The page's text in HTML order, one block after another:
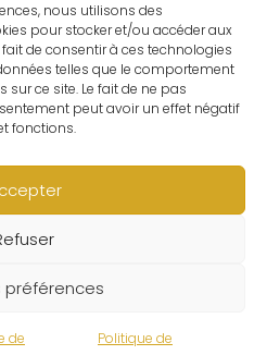
nous utilisons des
pour stocker et/ou accéder aux
de consentir à ces technologies
telles que le comportement
ce site. Le fait de ne pas
peut avoir un effet négatif
fonctions.
préférences
de Politique de
? Le Refuge du Sorcier™ est
24.
100% satisfait.